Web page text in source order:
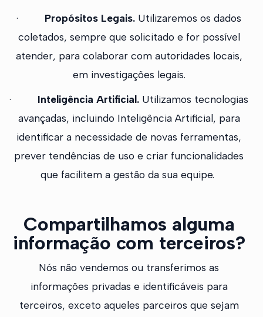
· Propósitos Legais. Utilizaremos os dados
coletados, sempre que solicitado e for possível
atender, para colaborar com autoridades locais,
em investigações legais.
· Inteligência Artificial. Utilizamos tecnologias
avançadas, incluindo Inteligência Artificial, para
identificar a necessidade de novas ferramentas,
prever tendências de uso e criar funcionalidades
que facilitem a gestão da sua equipe.
Compartilhamos alguma
informação com terceiros?
Nós não vendemos ou transferimos as
informações privadas e identificáveis para
terceiros, exceto aqueles parceiros que sejam